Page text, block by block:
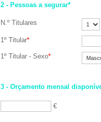
2 - Pessoas a segurar*
N.º Titulares
1º Titular*
1º Titular - Sexo*
3 - Orçamento mensal
€